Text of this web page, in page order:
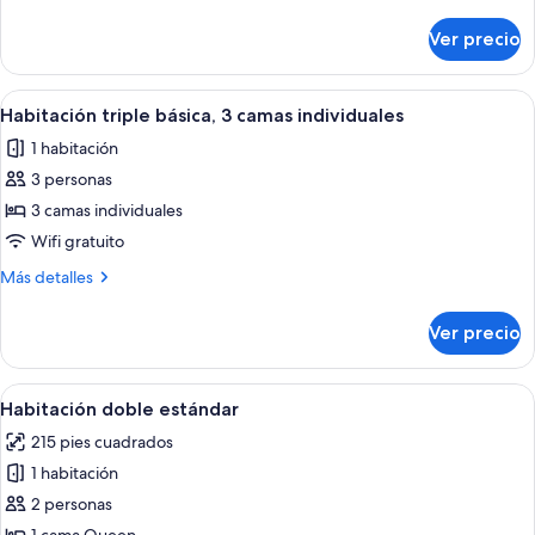
Premium
Ver precio
Abrir
todas
las
fotos
de
Habitación
triple
camas
individuales
Una habitación de hotel con dos
2
Habitación triple básica, 3 camas individuales
1 habitación
3 personas
3 camas individuales
Wifi gratuito
Más detalles
Más
triple
básica,
3
individuales
Ver precio
Abrir
todas
las
fotos
de
Habitación de hotel con una cama
1
Habitación doble estándar
215 pies cuadrados
1 habitación
2 personas